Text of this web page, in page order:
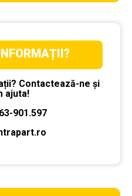
Contactează-ne și
ajuta!
901.597